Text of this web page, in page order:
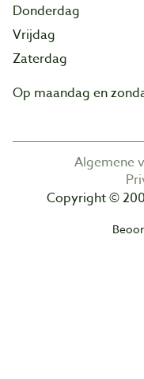
Donderdag
Vrijdag
Zaterdag
Op maandag en
Algemene
Copyright ©